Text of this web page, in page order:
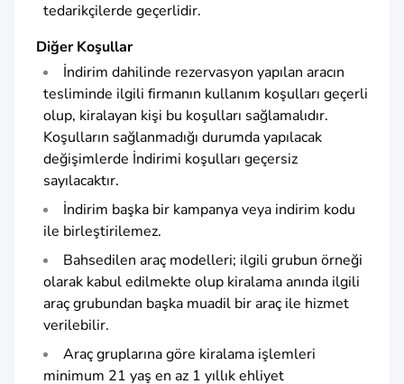
tedarikçilerde geçerlidir.
Diğer Koşullar
İndirim dahilinde rezervasyon yapılan aracın
tesliminde ilgili firmanın kullanım koşulları geçerli
olup, kiralayan kişi bu koşulları sağlamalıdır.
Koşulların sağlanmadığı durumda yapılacak
değişimlerde İndirimi koşulları geçersiz
sayılacaktır.
İndirim başka bir kampanya veya indirim kodu
ile birleştirilemez.
Bahsedilen araç modelleri; ilgili grubun örneği
olarak kabul edilmekte olup kiralama anında ilgili
araç grubundan başka muadil bir araç ile hizmet
verilebilir.
Araç gruplarına göre kiralama işlemleri
minimum 21 yaş en az 1 yıllık ehliyet